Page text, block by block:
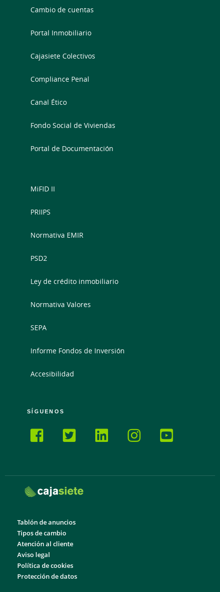
Cambio de cuentas
Portal Inmobiliario
Cajasiete Colectivos
Compliance Penal
Canal Ético
Fondo Social de Viviendas
Portal de Documentación
MiFID II
PRIIPS
Normativa EMIR
PSD2
Ley de crédito inmobiliario
Normativa Valores
SEPA
Informe Fondos de Inversión
Accesibilidad
SÍGUENOS
Tablón de anuncios
Tipos de cambio
Atención al cliente
Aviso legal
Política de cookies
Protección de datos